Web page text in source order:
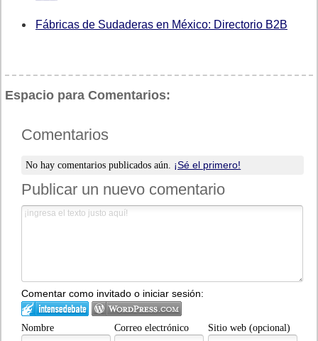
Fábricas de Sudaderas en México: Directorio B2B
Espacio para Comentarios:
Comentarios
No hay comentarios publicados aún. ¡Sé el primero!
Publicar un nuevo comentario
Comentar como invitado o iniciar sesión:
Nombre Correo electrónico Sitio web (opcional)